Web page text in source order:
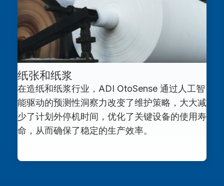
纸张和纸浆
在造纸和纸浆行业，ADI OtoSense 通过人工智
能驱动的预测性洞察力改变了维护策略，大大减
少了计划外停机时间，优化了关键设备的使用寿
命，从而确保了稳定的生产效率。